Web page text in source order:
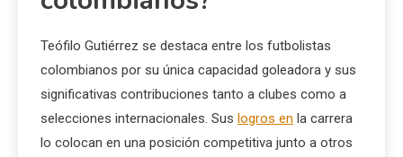
Teófilo Gutiérrez se destaca entre los futbolistas
colombianos por su única capacidad goleadora y sus
significativas contribuciones tanto a clubes como a
selecciones internacionales. Sus logros en la carrera
lo colocan en una posición competitiva junto a otros